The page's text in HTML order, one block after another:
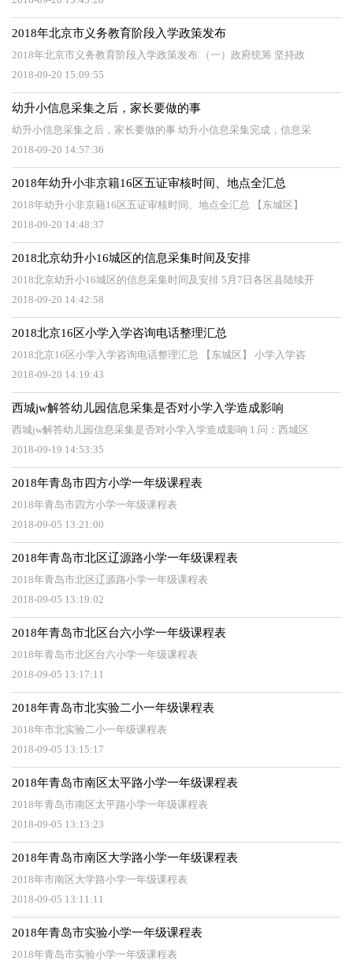
2018年北京市义务教育阶段入学政策发布
2018年北京市义务教育阶段入学政策发布 （一）政府统筹 坚持政
2018-09-20 15:09:55
幼升小信息采集之后，家长要做的事
幼升小信息采集之后，家长要做的事 幼升小信息采集完成，信息采
2018-09-20 14:57:36
2018年幼升小非京籍16区五证审核时间、地点全汇总
2018年幼升小非京籍16区五证审核时间、地点全汇总 【东城区】
2018-09-20 14:48:37
2018北京幼升小16城区的信息采集时间及安排
2018北京幼升小16城区的信息采集时间及安排 5月7日各区县陆续开
2018-09-20 14:42:58
2018北京16区小学入学咨询电话整理汇总
2018北京16区小学入学咨询电话整理汇总 【东城区】 小学入学咨
2018-09-20 14:19:43
西城jw解答幼儿园信息采集是否对小学入学造成影响
西城jw解答幼儿园信息采集是否对小学入学造成影响 1.问：西城区
2018-09-19 14:53:35
2018年青岛市四方小学一年级课程表
2018年青岛市四方小学一年级课程表
2018-09-05 13:21:00
2018年青岛市北区辽源路小学一年级课程表
2018年青岛市北区辽源路小学一年级课程表
2018-09-05 13:19:02
2018年青岛市北区台六小学一年级课程表
2018年青岛市北区台六小学一年级课程表
2018-09-05 13:17:11
2018年青岛市北实验二小一年级课程表
2018年市北实验二小一年级课程表
2018-09-05 13:15:17
2018年青岛市南区太平路小学一年级课程表
2018年青岛市南区太平路小学一年级课程表
2018-09-05 13:13:23
2018年青岛市南区大学路小学一年级课程表
2018年市南区大学路小学一年级课程表
2018-09-05 13:11:11
2018年青岛市实验小学一年级课程表
2018年青岛市实验小学一年级课程表